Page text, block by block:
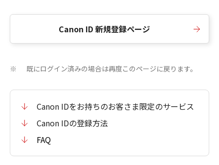
Canon ID 新規登録ページ
※ 既にログイン済みの場合は再度このページに戻ります。
Canon IDをお持ちのお客さま限定のサービス
Canon IDの登録方法
FAQ